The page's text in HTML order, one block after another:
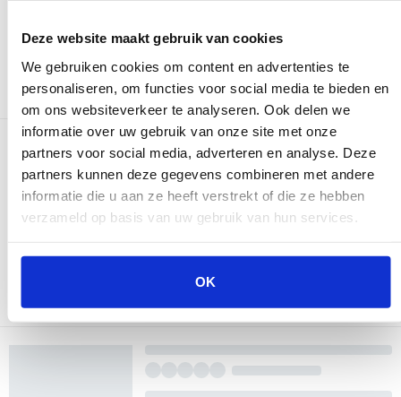
Deze website maakt gebruik van cookies
We gebruiken cookies om content en advertenties te
personaliseren, om functies voor social media te bieden en
om ons websiteverkeer te analyseren. Ook delen we
informatie over uw gebruik van onze site met onze
partners voor social media, adverteren en analyse. Deze
partners kunnen deze gegevens combineren met andere
informatie die u aan ze heeft verstrekt of die ze hebben
verzameld op basis van uw gebruik van hun services.
OK